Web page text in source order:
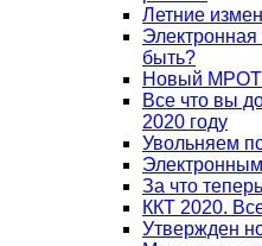
Летние
быть?
Новый МРОТ
Все что вы
2020 году
Увольняем
За что
ККТ 2020.
Утвержден